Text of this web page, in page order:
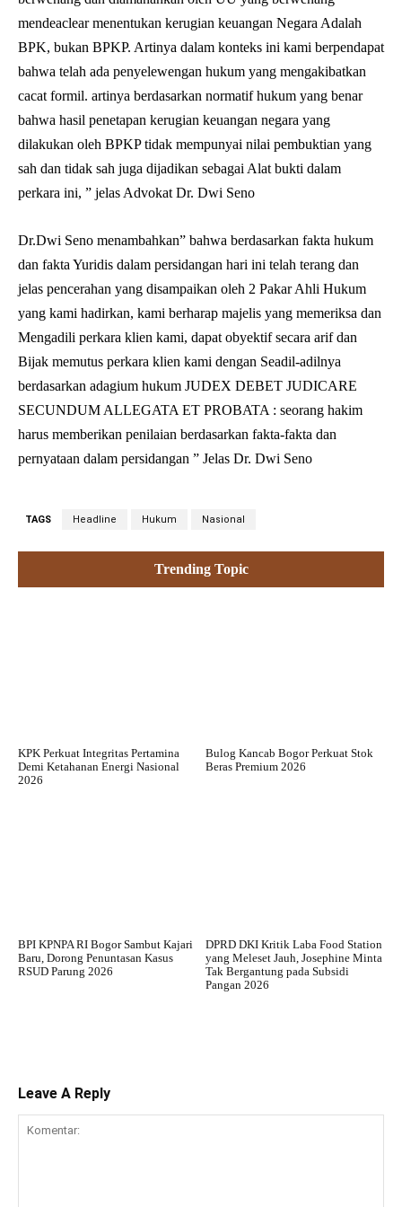
mendeaclear menentukan kerugian keuangan Negara Adalah
BPK, bukan BPKP. Artinya dalam konteks ini kami berpendapat
bahwa telah ada penyelewengan hukum yang mengakibatkan
cacat formil. artinya berdasarkan normatif hukum yang benar
bahwa hasil penetapan kerugian keuangan negara yang
dilakukan oleh BPKP tidak mempunyai nilai pembuktian yang
sah dan tidak sah juga dijadikan sebagai Alat bukti dalam
perkara ini, ” jelas Advokat Dr. Dwi Seno
Dr.Dwi Seno menambahkan” bahwa berdasarkan fakta hukum
dan fakta Yuridis dalam persidangan hari ini telah terang dan
jelas pencerahan yang disampaikan oleh 2 Pakar Ahli Hukum
yang kami hadirkan, kami berharap majelis yang memeriksa dan
Mengadili perkara klien kami, dapat obyektif secara arif dan
Bijak memutus perkara klien kami dengan Seadil-adilnya
berdasarkan adagium hukum JUDEX DEBET JUDICARE
SECUNDUM ALLEGATA ET PROBATA : seorang hakim
harus memberikan penilaian berdasarkan fakta-fakta dan
pernyataan dalam persidangan ” Jelas Dr. Dwi Seno
TAGS Headline Hukum Nasional
Trending Topic
KPK Perkuat Integritas Pertamina
Demi Ketahanan Energi Nasional
2026
Bulog Kancab Bogor Perkuat Stok
Beras Premium 2026
BPI KPNPA RI Bogor Sambut Kajari
Baru, Dorong Penuntasan Kasus
RSUD Parung 2026
DPRD DKI Kritik Laba Food Station
yang Meleset Jauh, Josephine Minta
Tak Bergantung pada Subsidi
Pangan 2026
Leave A Reply